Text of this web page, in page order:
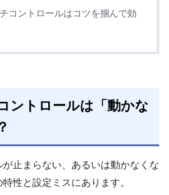
コントロールはコツを掴んで効
ントロールは 「動かな
止まらない、あるいは動かなくな
性と設定ミスにあります。